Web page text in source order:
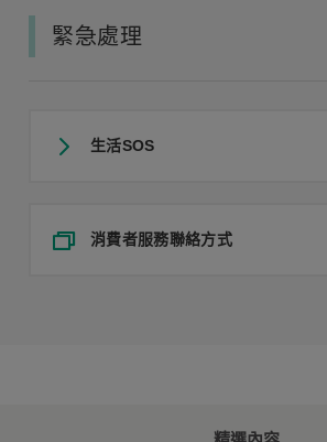
緊急處理
生活SOS
消費者服務聯絡方式